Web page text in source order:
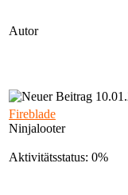
Autor
Fireblade
Ninjalooter
Aktivitätsstatus: 0%